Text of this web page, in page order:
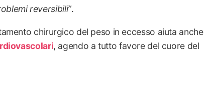
reversibili”.
chirurgico del peso in eccesso aiuta anche
, agendo a tutto favore del cuore del